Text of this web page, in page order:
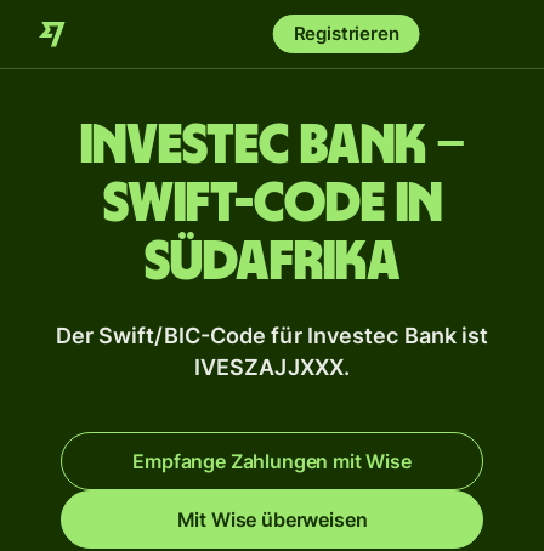
Registrieren
Investec Bank –
Swift-Code in
Südafrika
Der Swift/BIC-Code für Investec Bank ist
IVESZAJJXXX.
Empfange Zahlungen mit Wise
Mit Wise überweisen